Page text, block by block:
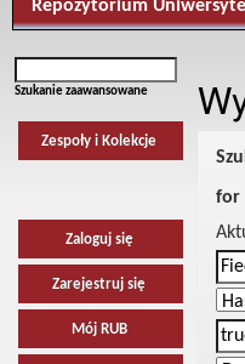
Repozytorium
Szukanie zaawansowane
Zespoły i Kolekcje
Zaloguj się
Zarejestruj się
Mój RUB
for